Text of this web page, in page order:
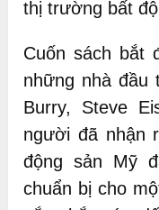
thị trường bất
Cuốn sách bắt
những nhà đầu
Burry, Steve
người đã nhận
động sản Mỹ
chuẩn bị cho